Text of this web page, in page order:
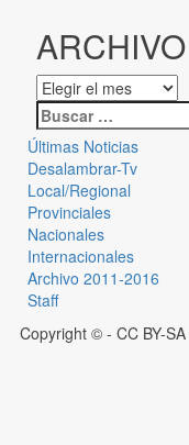
ARCHIVO
Últimas Noticias
Desalambrar-Tv
Local/Regional
Provinciales
Nacionales
Internacionales
Archivo 2011-2016
Staff
Copyright © - CC BY-SA